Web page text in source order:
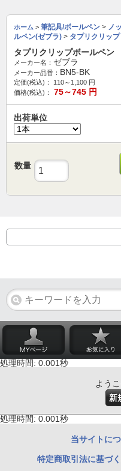
ホーム > 筆記具/ボールペン > ノ
ルペン(ゼブラ) > タプリクリップ
タプリクリップボールペ
メーカー名： ゼブラ
メーカー品番： BN5-BK
定価(税込)： 110～1,100 円
価格(税込)：
75～745 円
出荷単位
数量
処理時間: 0.001秒
よう
新
処理時間: 0.001秒
当サイトに
特定商取引法に基づ